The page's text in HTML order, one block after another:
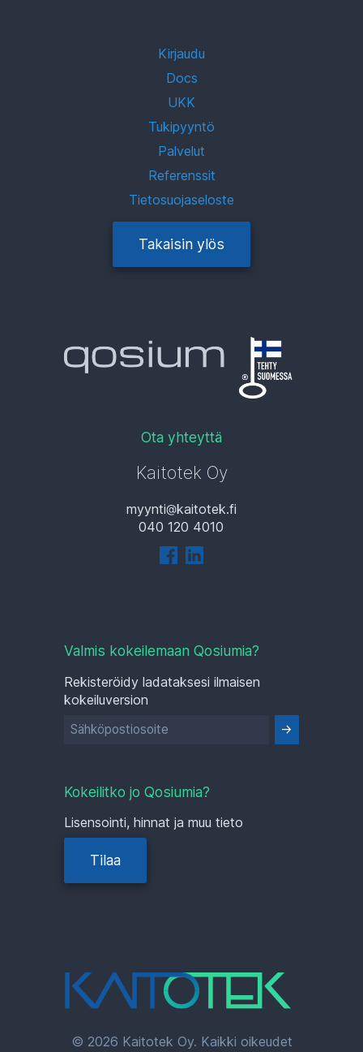
© 2026 Kaitotek Oy. Kaikki oikeudet
Valmis kokeilemaan Qosiumia?
Rekisteröidy ladataksesi ilmaisen
kokeiluversion
Kokeilitko jo Qosiumia?
Lisensointi, hinnat ja muu tieto
Tilaa
Ota yhteyttä
Kaitotek Oy
myynti
kaitotek.fi
040 120 4010
Kirjaudu
Docs
UKK
Tukipyyntö
Palvelut
Referenssit
Tietosuojaseloste
Takaisin ylös